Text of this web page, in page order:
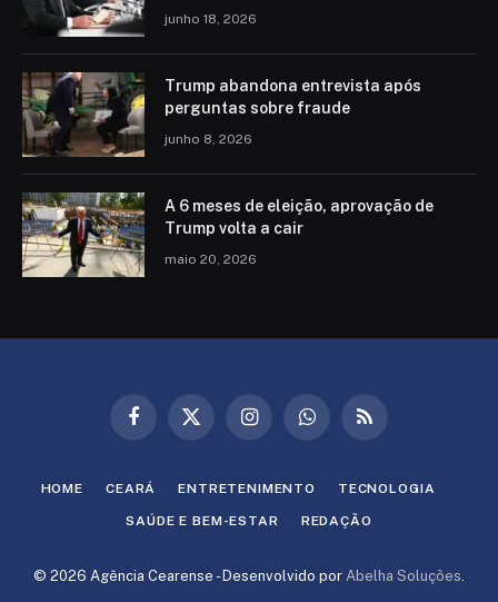
junho 18, 2026
Trump abandona entrevista após
perguntas sobre fraude
junho 8, 2026
A 6 meses de eleição, aprovação de
Trump volta a cair
maio 20, 2026
Facebook
X
InstagramWhatsAppRSS
HOME CEARÁ ENTRETENIMENTO TECNOLOGIA
SAÚDE E BEM-ESTAR REDAÇÃO
© 2026 Agência Cearense - Desenvolvido por Abelha Soluções